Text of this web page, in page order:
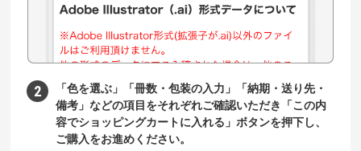
「色を選ぶ」「冊数・包装の入力」「納期・送り先・
備考」などの項目をそれぞれご確認いただき「この内
容でショッピングカートに入れる」ボタンを押下し、
ご購入をお進めください。